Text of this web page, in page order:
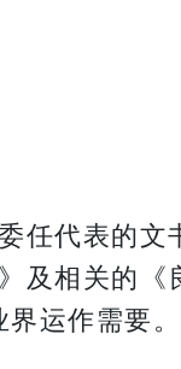
任代表的文
及相关的《
运作需要